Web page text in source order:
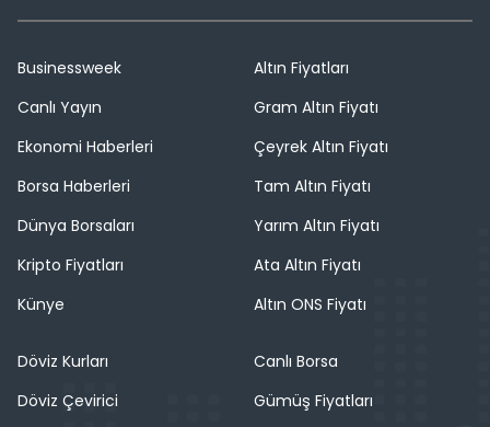
Businessweek
Canlı Yayın
Ekonomi Haberleri
Borsa Haberleri
Dünya Borsaları
Kripto Fiyatları
Künye
Altın Fiyatları
Gram Altın Fiyatı
Çeyrek Altın Fiyatı
Tam Altın Fiyatı
Yarım Altın Fiyatı
Ata Altın Fiyatı
Altın ONS Fiyatı
Döviz Kurları
Döviz Çevirici
Canlı Borsa
Gümüş Fiyatları